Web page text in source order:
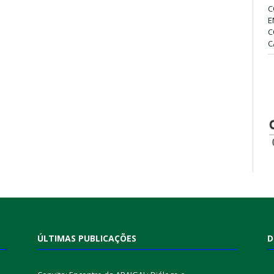
ÚLTIMAS PUBLICAÇÕES